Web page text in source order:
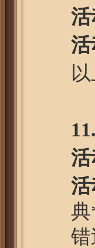
活
活
11
活
活
错